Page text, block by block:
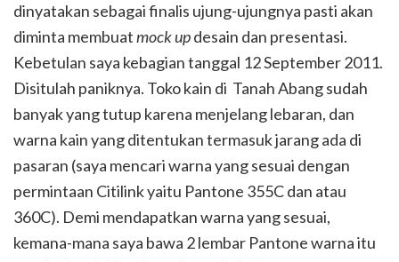
dinyatakan sebagai finalis ujung-ujungnya pasti akan
diminta membuatmock updesain dan presentasi.
Kebetulan saya kebagian tanggal 12 September 2011.
Disitulah paniknya. Toko kain di Tanah Abang sudah
banyak yang tutup karena menjelang lebaran, dan
warna kain yang ditentukan termasuk jarang ada di
pasaran (saya mencari warna yang sesuai dengan
permintaan Citilink yaitu Pantone 355C dan atau
360C). Demi mendapatkan warna yang sesuai,
kemana-mana saya bawa 2 lembar Pantone warna itu